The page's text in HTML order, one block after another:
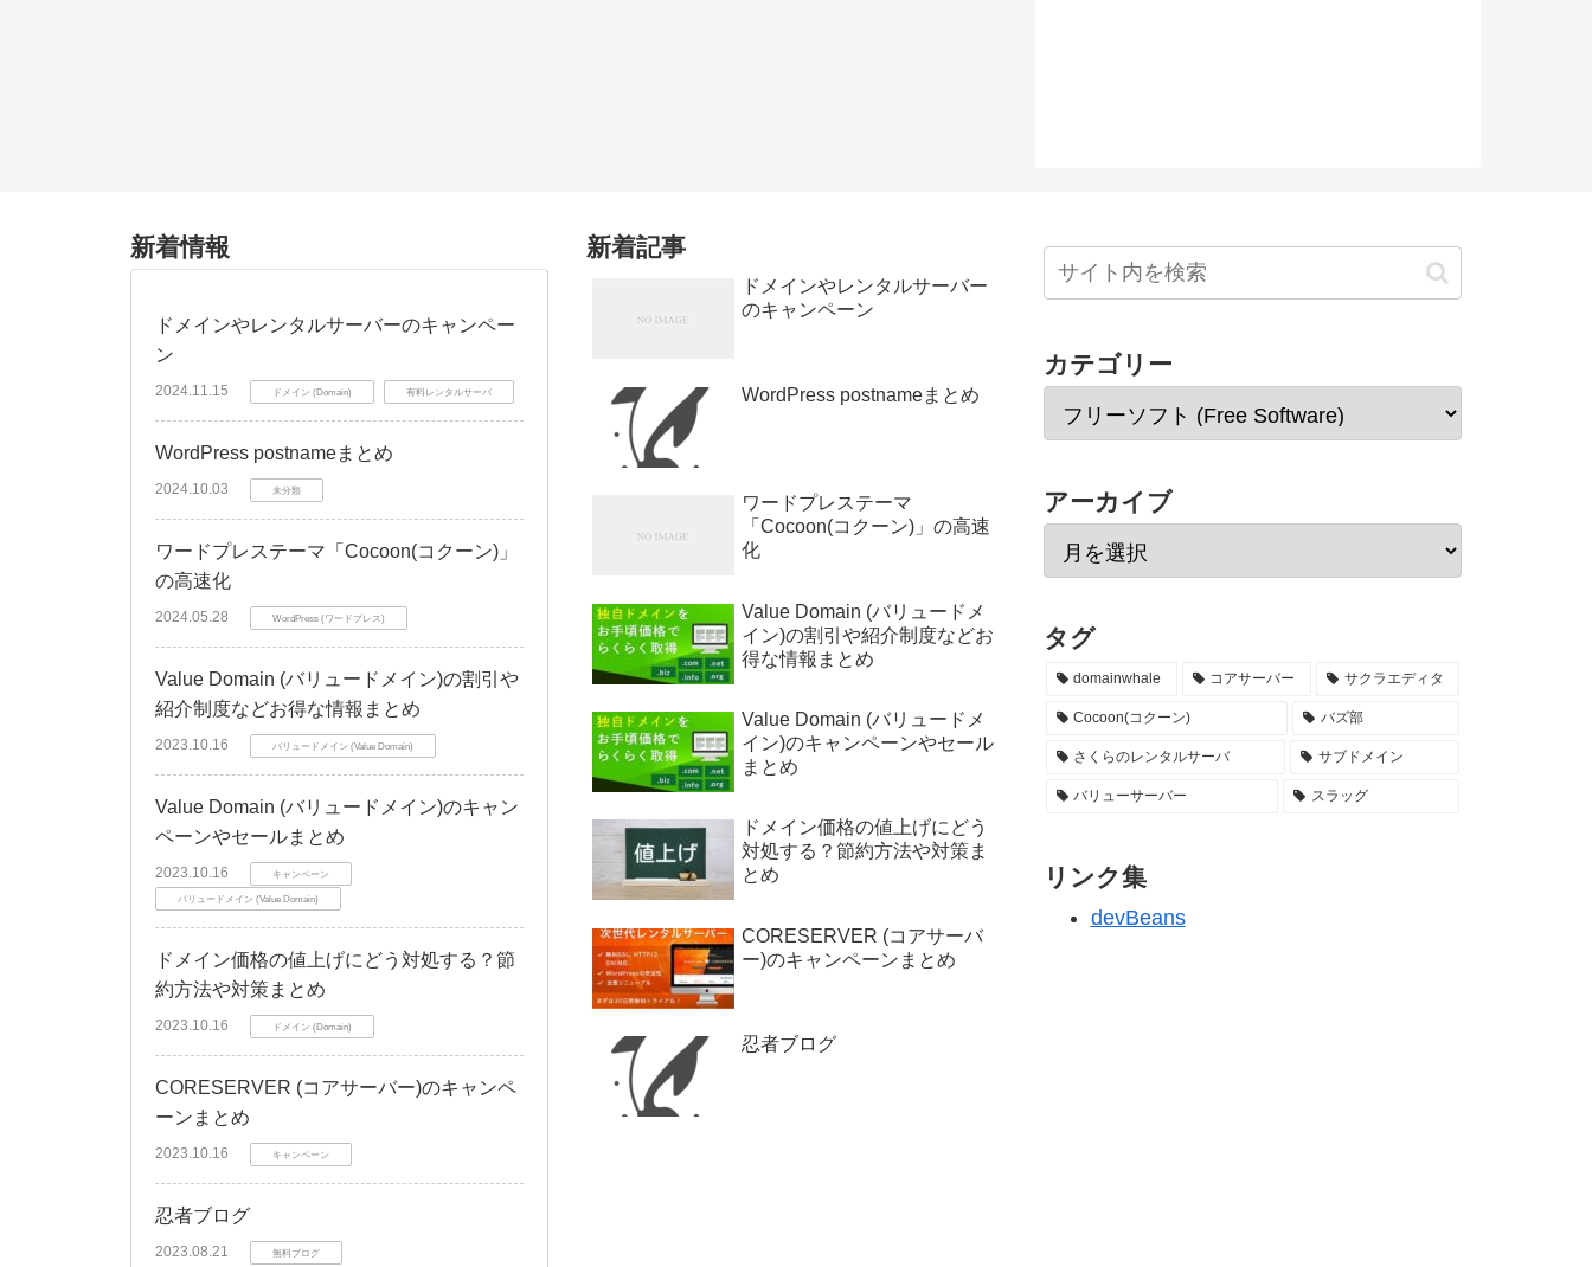
新着情報
ドメインやレンタルサーバーのキャンペー
ン
2024.11.15 ドメイン (Domain) 有料レンタルサーバ
WordPress postnameまとめ
2024.10.03 未分類
ワードプレステーマ「Cocoon(コクーン)」
の高速化
2024.05.28 WordPress (ワードプレス)
Value Domain (バリュードメイン)の割引や
紹介制度などお得な情報まとめ
2023.10.16 バリュードメイン (Value Domain)
Value Domain (バリュードメイン)のキャン
ペーンやセールまとめ
2023.10.16 キャンペーン
バリュードメイン (Value Domain)
ドメイン価格の値上げにどう対処する？節
約方法や対策まとめ
2023.10.16 ドメイン (Domain)
CORESERVER (コアサーバー)のキャンペ
ーンまとめ
2023.10.16 キャンペーン
忍者ブログ
2023.08.21 無料ブログ
新着記事
ドメインやレンタルサーバー
のキャンペーン
WordPress postnameまとめ
ワードプレステーマ
「Cocoon(コクーン)」の高速
化
Value Domain (バリュードメ
イン)の割引や紹介制度などお
得な情報まとめ
Value Domain (バリュードメ
イン)のキャンペーンやセール
まとめ
ドメイン価格の値上げにどう
対処する？節約方法や対策ま
とめ
CORESERVER (コアサーバ
ー)のキャンペーンまとめ
忍者ブログ
カテゴリー
アーカイブ
タグ
domainwhale コアサーバー サクラエディタ
Cocoon(コクーン) バズ部
さくらのレンタルサーバ サブドメイン
バリューサーバー スラッグ
リンク集
devBeans